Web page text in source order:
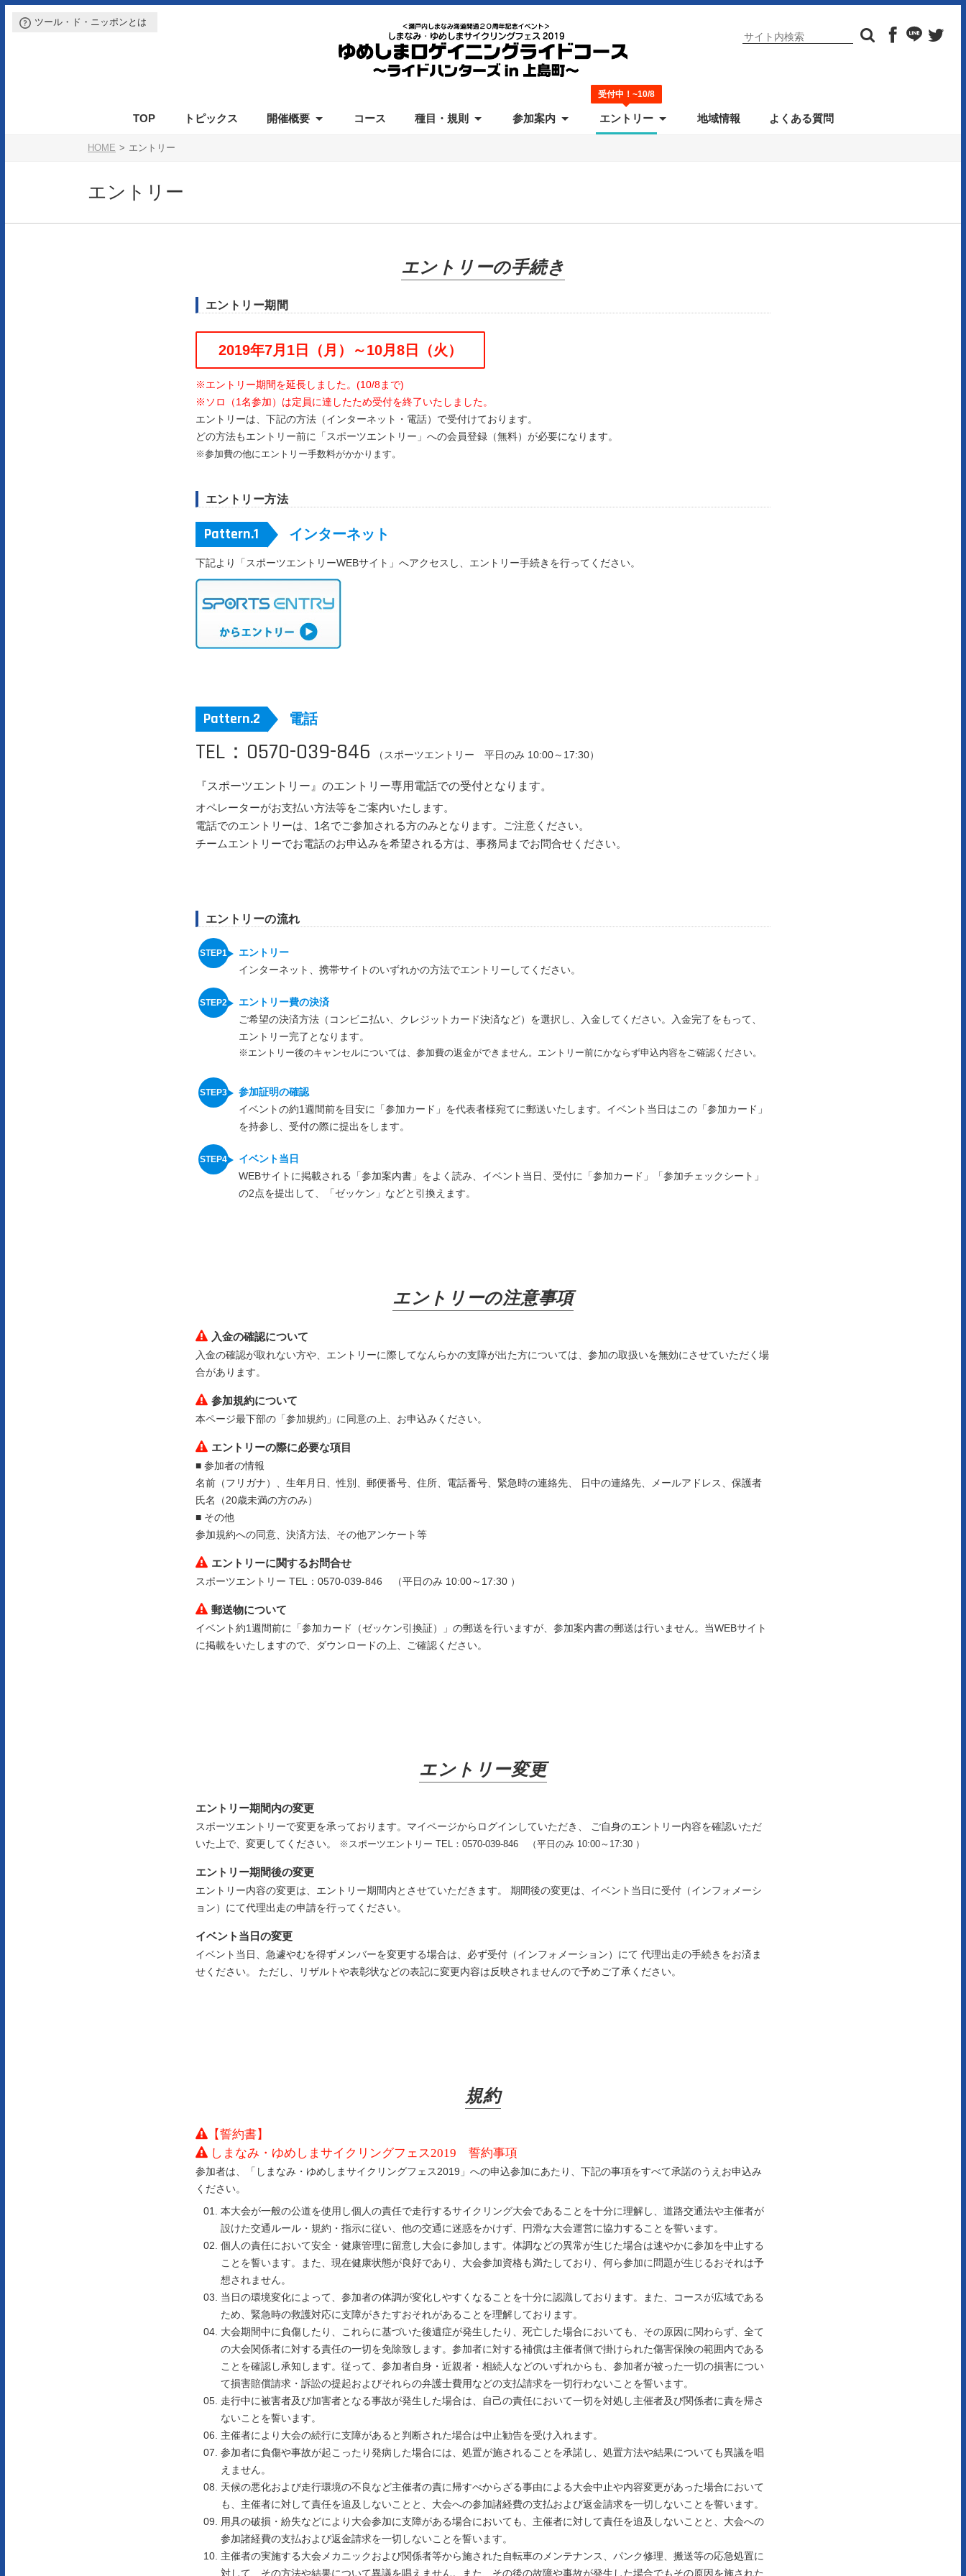
ツール・ド・ニッポンとは
TOP トピックス 開催概要 コース 種目・規則 参加案内 エントリー
受付中！~10/8
地域情報 よくある質問
HOME エントリー
エントリー
エントリーの手続き
エントリー期間
2019年7月1日（月）～10月8日（火）
※エントリー期間を延長しました。(10/8まで)
※ソロ（1名参加）は定員に達したため受付を終了いたしました。
エントリーは、下記の方法（インターネット・電話）で受付けております。
どの方法もエントリー前に「スポーツエントリー」への会員登録（無料）が必要になります。
※参加費の他にエントリー手数料がかかります。
エントリー方法
インターネット
下記より「スポーツエントリーWEBサイト」へアクセスし、エントリー手続きを行ってください。
電話
TEL：0570-039-846 （スポーツエントリー 平日のみ 10:00～17:30）
『スポーツエントリー』のエントリー専用電話での受付となります。
オペレーターがお支払い方法等をご案内いたします。
電話でのエントリーは、1名でご参加される方のみとなります。ご注意ください。
チームエントリーでお電話のお申込みを希望される方は、事務局までお問合せください。
エントリーの流れ
エントリー
インターネット、携帯サイトのいずれかの方法でエントリーしてください。
エントリー費の決済
ご希望の決済方法（コンビニ払い、クレジットカード決済など）を選択し、入金してください。入金完了をもって、
エントリー完了となります。
※エントリー後のキャンセルについては、参加費の返金ができません。エントリー前にかならず申込内容をご確認ください。
参加証明の確認
イベントの約1週間前を目安に「参加カード」を代表者様宛てに郵送いたします。イベント当日はこの「参加カード」
を持参し、受付の際に提出をします。
イベント当日
WEBサイトに掲載される「参加案内書」をよく読み、イベント当日、受付に「参加カード」「参加チェックシート」
の2点を提出して、「ゼッケン」などと引換えます。
エントリーの注意事項
入金の確認について
入金の確認が取れない方や、エントリーに際してなんらかの支障が出た方については、参加の取扱いを無効にさせていただく場
合があります。
参加規約について
本ページ最下部の「参加規約」に同意の上、お申込みください。
エントリーの際に必要な項目
■ 参加者の情報
名前（フリガナ）、生年月日、性別、郵便番号、住所、電話番号、緊急時の連絡先、 日中の連絡先、メールアドレス、保護者
氏名（20歳未満の方のみ）
■ その他
参加規約への同意、決済方法、その他アンケート等
エントリーに関するお問合せ
スポーツエントリー TEL：0570-039-846 （平日のみ 10:00～17:30 ）
郵送物について
イベント約1週間前に「参加カード（ゼッケン引換証）」の郵送を行いますが、参加案内書の郵送は行いません。当WEBサイト
に掲載をいたしますので、ダウンロードの上、ご確認ください。
エントリー変更
エントリー期間内の変更
スポーツエントリーで変更を承っております。マイページからログインしていただき、 ご自身のエントリー内容を確認いただ
いた上で、変更してください。
※スポーツエントリー TEL：0570-039-846 （平日のみ 10:00～17:30 ）
エントリー期間後の変更
エントリー内容の変更は、エントリー期間内とさせていただきます。 期間後の変更は、イベント当日に受付（インフォメーシ
ョン）にて代理出走の申請を行ってください。
イベント当日の変更
イベント当日、急遽やむを得ずメンバーを変更する場合は、必ず受付（インフォメーション）にて 代理出走の手続きをお済ま
せください。 ただし、リザルトや表彰状などの表記に変更内容は反映されませんので予めご了承ください。
規約
【誓約書】
しまなみ・ゆめしまサイクリングフェス2019 誓約事項
参加者は、「しまなみ・ゆめしまサイクリングフェス2019」への申込参加にあたり、下記の事項をすべて承諾のうえお申込み
ください。
本大会が一般の公道を使用し個人の責任で走行するサイクリング大会であることを十分に理解し、道路交通法や主催者が
設けた交通ルール・規約・指示に従い、他の交通に迷惑をかけず、円滑な大会運営に協力することを誓います。
個人の責任において安全・健康管理に留意し大会に参加します。体調などの異常が生じた場合は速やかに参加を中止する
ことを誓います。また、現在健康状態が良好であり、大会参加資格も満たしており、何ら参加に問題が生じるおそれは予
想されません。
当日の環境変化によって、参加者の体調が変化しやすくなることを十分に認識しております。また、コースが広域である
ため、緊急時の救護対応に支障がきたすおそれがあることを理解しております。
大会期間中に負傷したり、これらに基づいた後遺症が発生したり、死亡した場合においても、その原因に関わらず、全て
の大会関係者に対する責任の一切を免除致します。参加者に対する補償は主催者側で掛けられた傷害保険の範囲内である
ことを確認し承知します。従って、参加者自身・近親者・相続人などのいずれからも、参加者が被った一切の損害につい
て損害賠償請求・訴訟の提起およびそれらの弁護士費用などの支払請求を一切行わないことを誓います。
走行中に被害者及び加害者となる事故が発生した場合は、自己の責任において一切を対処し主催者及び関係者に責を帰さ
ないことを誓います。
主催者により大会の続行に支障があると判断された場合は中止勧告を受け入れます。
参加者に負傷や事故が起こったり発病した場合には、処置が施されることを承諾し、処置方法や結果についても異議を唱
えません。
天候の悪化および走行環境の不良など主催者の責に帰すべからざる事由による大会中止や内容変更があった場合において
も、主催者に対して責任を追及しないことと、大会への参加諸経費の支払および返金請求を一切しないことを誓います。
用具の破損・紛失などにより大会参加に支障がある場合においても、主催者に対して責任を追及しないことと、大会への
参加諸経費の支払および返金請求を一切しないことを誓います。
主催者の実施する大会メカニックおよび関係者等から施された自転車のメンテナンス、パンク修理、搬送等の応急処置に
対して、その方法や結果について異議を唱えません。また、その後の故障や事故が発生した場合でもその原因を施された